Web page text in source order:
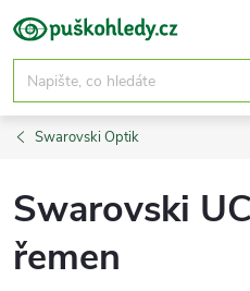
Přejít
na
obsah
Swarovski Optik
Swarovski
řemen